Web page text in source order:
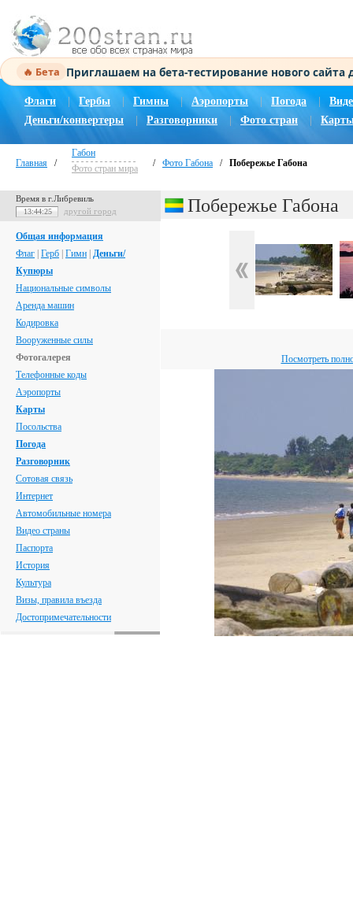
🔥 Бета Приглашаем на бета-тестирование нового
Флаги Гербы Гимны | Аэропорты Погода |
Деньги/конвертеры
Разговорники Фото стран
Главная /
Габон
Фото стран мира
/ Фото Габона / Побережье Габона
Время в г.Либревиль
13:44:26 другой город
Общая информация
Флаг Герб Гимн Деньги/
Купюры
Национальные символы
Аренда машин
Кодировка
Вооруженные силы
Фотогалерея
Телефонные коды
Аэропорты
Карты
Посольства
Погода
Разговорник
Сотовая связь
Интернет
Автомобильные номера
Видео страны
Паспорта
История
Культура
Визы, правила въезда
Достопримечательности
Побережье Габона
Посмотреть